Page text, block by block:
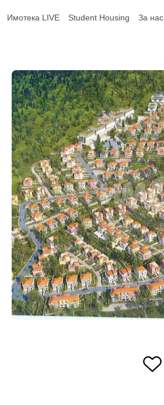
Имотека LIVE Student Housing За нас